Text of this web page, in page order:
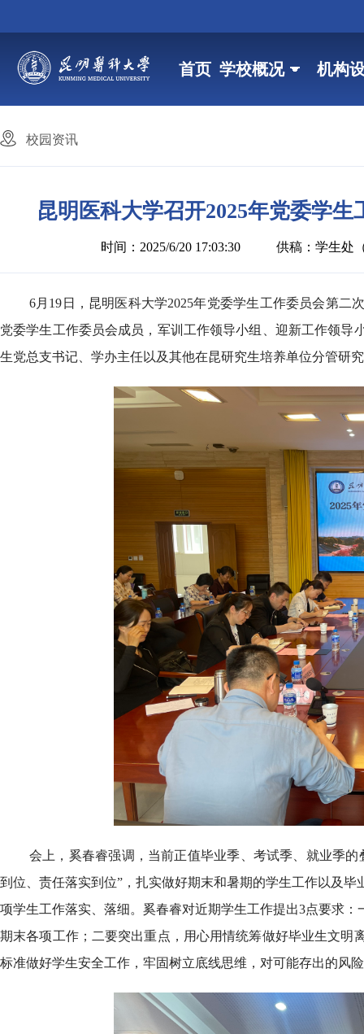
首页 学校概况 机构
校园资讯
昆明医科大学召开2025年党委学
时间：2025/6/20 17:03:30 供稿：学生处
6月19日，昆明医科大学2025年党委学生工作委员会第
党委学生工作委员会成员，军训工作领导小组、迎新工作领
生党总支书记、学办主任以及其他在昆研究生培养单位分管研
会上，奚春睿强调，当前正值毕业季、考试季、就业季
到位、责任落实到位”，扎实做好期末和暑期的学生工作以及
项学生工作落实、落细。奚春睿对近期学生工作提出3点要求
期末各项工作；二要突出重点，用心用情统筹做好毕业生文
标准做好学生安全工作，牢固树立底线思维，对可能存出的风